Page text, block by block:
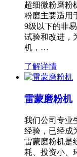
超细微粉磨粉
粉磨主要适用
9级以下的非
试验和改进，
机，…
了解详情
雷蒙磨粉机
我们公司专业
经验，已经成
雷蒙磨粉机是
耗、投资小、